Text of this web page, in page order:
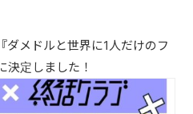
ダメドルと世界に1人だけのフ
決定しました！